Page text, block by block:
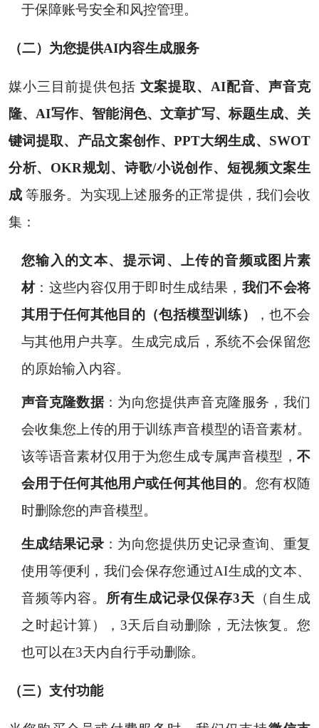
于保障账号安全和风控管理。
（二）为您提供AI内容生成服务
媒小三目前提供包括 文案提取、AI配音、声音克
隆、AI写作、智能润色、文章扩写、标题生成、关
键词提取、产品文案创作、PPT大纲生成、SWOT
分析、OKR规划、诗歌/小说创作、短视频文案生
成 等服务。为实现上述服务的正常提供，我们会收
集：
您输入的文本、提示词、上传的音频或图片素
材：这些内容仅用于即时生成结果， 我们不会将
其用于任何其他目的（包括模型训练）
，也不会
与其他用户共享。生成完成后，系统不会保留您
的原始输入内容。
声音克隆数据：为向您提供声音克隆服务，我们
会收集您上传的用于训练声音模型的语音素材。
该等语音素材仅用于为您生成专属声音模型，不
会用于任何其他用户或任何其他目的。您有权随
时删除您的声音模型。
生成结果记录 ：为向您提供历史记录查询、重复
使用等便利，我们会保存您通过AI生成的文本、
音频等内容。
所有生成记录仅保存3天 （自生成
之时起计算），3天后自动删除，无法恢复。您
也可以在3天内自行手动删除。
（三）支付功能